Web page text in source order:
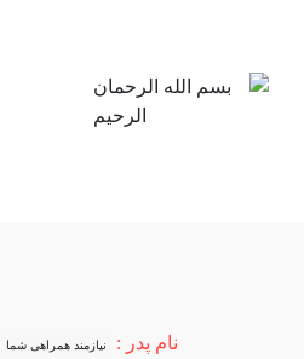
نام پدر : نیازمند همراهی شما